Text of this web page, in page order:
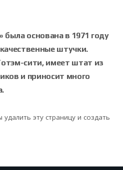
основана в 1971 году
штучки.
сити, имеет штат из
и приносит много
удалить эту страницу и создать